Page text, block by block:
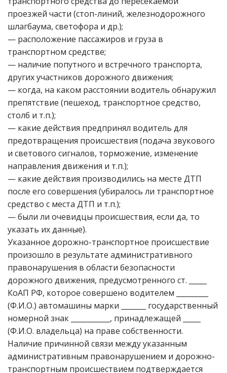
проезжей части (стоп-линий, железнодорожного
шлагбаума, светофора и др.);
— расположение пассажиров и груза в
транспортном средстве;
— наличие попутного и встречного транспорта,
других участников дорожного движения;
— когда, на каком расстоянии водитель обнаружил
препятствие (пешеход, транспортное средство,
столб и т.п.);
— какие действия предпринял водитель для
предотвращения происшествия (подача звукового
и светового сигналов, торможение, изменение
направления движения и т.п.);
— какие действия производились на месте ДТП
после его совершения (убиралось ли транспортное
средство с места ДТП и т.п.);
— были ли очевидцы происшествия, если да, то
указать их данные).
Указанное дорожно-транспортное происшествие
произошло в результате административного
правонарушения в области безопасности
дорожного движения, предусмотренного ст. _____
КоАП РФ, которое совершено водителем _________
(Ф.И.О.) автомашины марки _______ государственный
номерной знак ___________, принадлежащей _____
(Ф.И.О. владельца) на праве собственности.
Наличие причинной связи между указанным
административным правонарушением и дорожно-
транспортным происшествием подтверждается